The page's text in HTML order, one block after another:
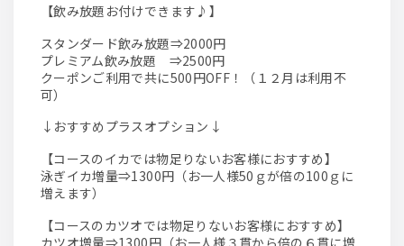
【飲み放題お付けできます♪】
スタンダード飲み放題⇒2000円
プレミアム飲み放題 ⇒2500円
クーポンご利用で共に500円OFF！（１２月は利用不
可）
↓おすすめプラスオプション↓
【コースのイカでは物足りないお客様におすすめ】
泳ぎイカ増量⇒1300円（お一人様50ｇが倍の100ｇに
増えます）
【コースのカツオでは物足りないお客様におすすめ】
カツオ増量⇒1300円（お一人様３貫から倍の６貫に増